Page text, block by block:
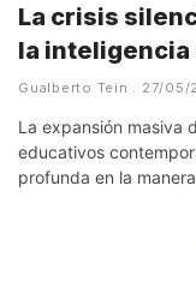
La crisis
la
Gualberto Tein 27/05/
La expansión masiva
educativos
profunda en la manera